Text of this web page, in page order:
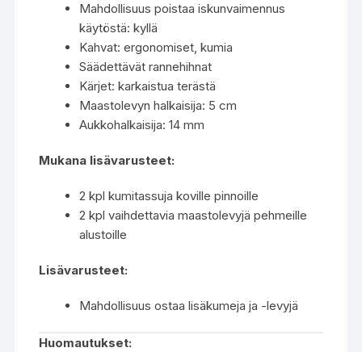
Mahdollisuus poistaa iskunvaimennus
käytöstä: kyllä
Kahvat: ergonomiset, kumia
Säädettävät rannehihnat
Kärjet: karkaistua terästä
Maastolevyn halkaisija: 5 cm
Aukkohalkaisija: 14 mm
Mukana lisävarusteet:
2 kpl kumitassuja koville pinnoille
2 kpl vaihdettavia maastolevyjä pehmeille
alustoille
Lisävarusteet:
Mahdollisuus ostaa lisäkumeja ja -levyjä
Huomautukset: